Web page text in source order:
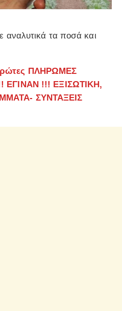
αναλυτικά τα ποσά και
ΠΛΗΡΩΜΕΣ
ΕΓΙΝΑΝ !!! ΕΞΙΣΩΤΙΚΗ,
ΣΥΝΤΑΞΕΙΣ